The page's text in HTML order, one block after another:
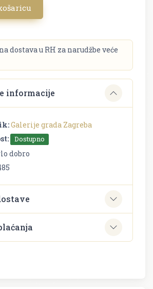
dostava u RH za narudžbe veće
informacije
Galerije grada Zagreba
Dostupno
dobro